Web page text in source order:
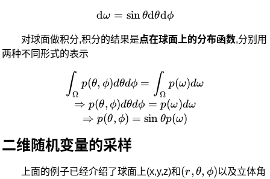
\text{d}\omega =
dω = sinθdθdϕ
对球面做积分,积分的结果是点在球面上的分布函数,分别用
两种不同形式的表示
∫Ω
p(θ, ϕ)dθdϕ = ∫Ω
p(ω)dω
⇒ p(θ, ϕ)dθdϕ = p(ω)dω
⇒ p(θ, ϕ) = sin θp(ω)
二维随机变量的采样
上面的例子已经介绍了球面上(x,y,z)和(r,\theta,\phi)
(r, θ, ϕ)以及立体角